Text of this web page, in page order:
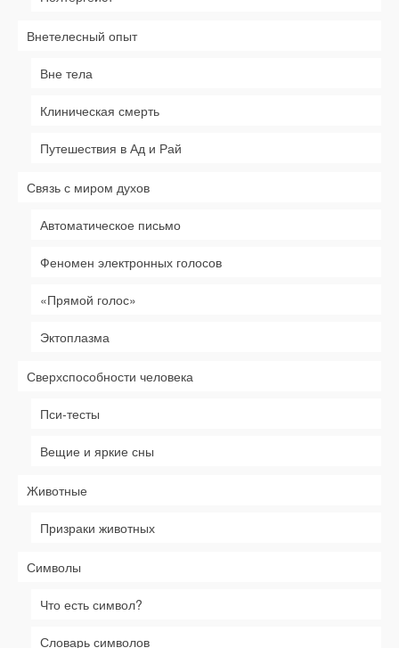
Внетелесный опыт
Вне тела
Клиническая смерть
Путешествия в Ад и Рай
Связь с миром духов
Автоматическое письмо
Феномен электронных голосов
«Прямой голос»
Эктоплазма
Сверхспособности человека
Пси-тесты
Вещие и яркие сны
Животные
Призраки животных
Символы
Что есть символ?
Словарь символов